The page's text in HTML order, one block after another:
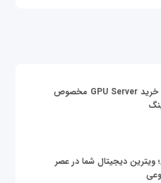
قیمت سرور گرافیکی | خرید GPU Server مخصوص
دیجیتال شما در عصر